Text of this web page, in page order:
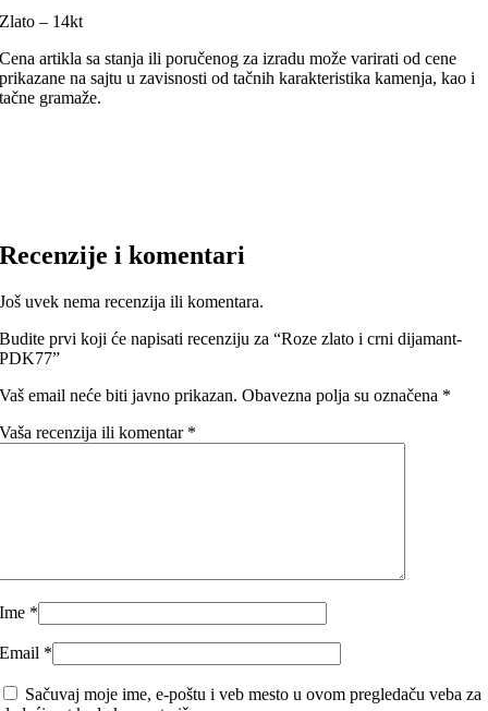
Zlato – 14kt
Cena artikla sa stanja ili poručenog za izradu može varirati od cene
prikazane na sajtu u zavisnosti od tačnih karakteristika kamenja, kao i
tačne gramaže.
Recenzije i komentari
Još uvek nema recenzija ili komentara.
Budite prvi koji će napisati recenziju za “Roze zlato i crni dijamant-
PDK77”
Vaš email neće biti javno prikazan. Obavezna polja su označena *
Vaša recenzija ili komentar *
Ime *
Email *
Sačuvaj moje ime, e-poštu i veb mesto u ovom pregledaču veba za